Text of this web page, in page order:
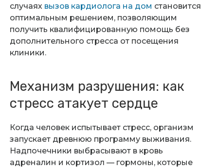
случаях вызов кардиолога на дом становится
оптимальным решением, позволяющим
получить квалифицированную помощь без
дополнительного стресса от посещения
клиники.
Механизм разрушения: как
стресс атакует сердце
Когда человек испытывает стресс, организм
запускает древнюю программу выживания.
Надпочечники выбрасывают в кровь
адреналин и кортизол — гормоны, которые